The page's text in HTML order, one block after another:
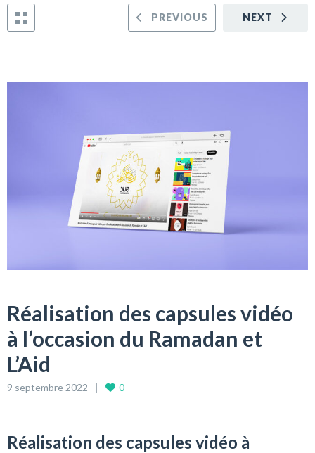
NEXT
PREVIOUS
Réalisation des capsules vidéo
à l’occasion du Ramadan et
L’Aid
9 septembre 2022 0
Réalisation des capsules vidéo à